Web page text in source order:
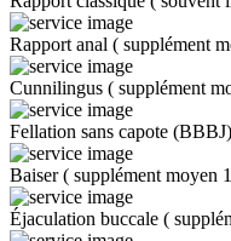
Rapport anal ( supplément
Cunnilingus ( supplément
Fellation sans capote (BBBJ)
Baiser( supplément moyen
Éjaculation buccale (